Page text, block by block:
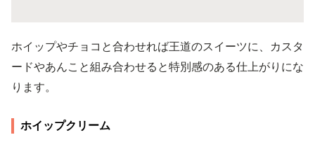
ホイップやチョコと合わせれば王道のスイーツに、カスタ
ードやあんこと組み合わせると特別感のある仕上がりにな
ります。
ホイップクリーム